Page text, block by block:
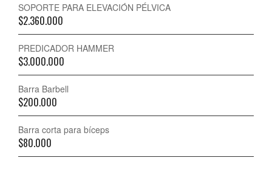
SOPORTE PARA ELEVACIÓN PÉLVICA
$2.360.000
PREDICADOR HAMMER
$3.000.000
Barra Barbell
$200.000
Barra corta para bíceps
$80.000